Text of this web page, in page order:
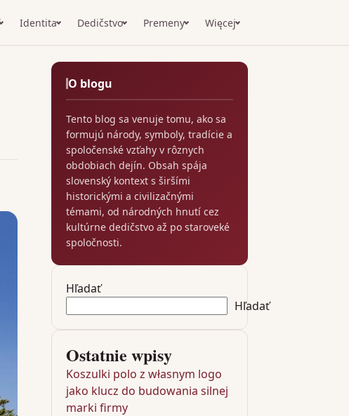
Identita Dedičstvo Premeny Więcej
O blogu
Tento blog sa venuje tomu, ako sa
formujú národy, symboly, tradície a
spoločenské vzťahy v rôznych
obdobiach dejín. Obsah spája
slovenský kontext s širšími
historickými a civilizačnými
témami, od národných hnutí cez
kultúrne dedičstvo až po staroveké
spoločnosti.
Hľadať
Hľadať
Ostatnie wpisy
Koszulki polo z własnym logo
jako klucz do budowania silnej
marki firmy